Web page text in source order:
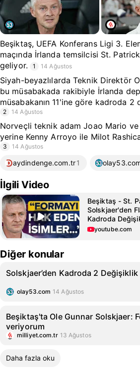
Beşiktaş, UEFA Konferans Ligi 3.
maçında İrlanda temsilcisi St.
geliyor.
1 14 Ağustos
Siyah-beyazlılarda Teknik Direktör
bu müsabakada rakibiyle İrlanda
müsabakanın 11'ine göre kadroda 2
2 14 Ağustos
Norveçli teknik adam Joao Mario
yerine Kenny Arroyo ile Milot
3 14 Ağustos
aydindenge.com.tr1
İlgili Video
Beşiktaş - St.
Solskjaer'den
Kadroda
youtube.com
Diğer konular
Solskjaer’den Kadroda 2 Değişiklik
olay53.com 14 Ağustos
Beşiktaş'ta Ole Gunnar Solskjaer:
veriyorum
milliyet.com.tr 13 Ağustos
Daha fazla oku